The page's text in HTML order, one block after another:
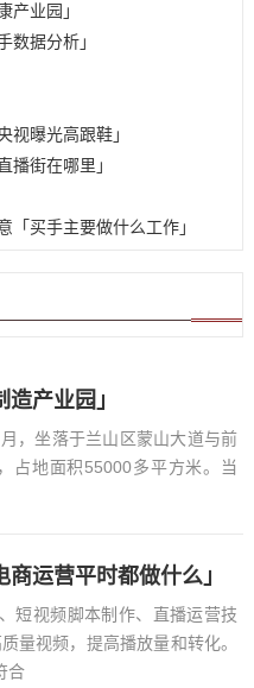
产业园」
数据分析」
视曝光高跟鞋」
播街在哪里」
「买手主要做什么工作」
产业园」
，坐落于兰山区蒙山大道与前
占地面积55000多平方米。当
运营平时都做什么」
短视频脚本制作、直播运营技
量视频，提高播放量和转化。
合